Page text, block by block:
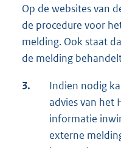
Op de websites van
de procedure voor
melding. Ook staat
de melding
3.
Indien nodig
advies van het
informatie
externe